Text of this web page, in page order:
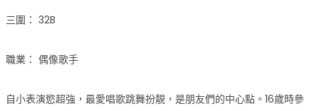
三圍： 32B
職業： 偶像歌手
自小表演慾超強，最愛唱歌跳舞扮靚，是朋友們的中心點。16歲時參